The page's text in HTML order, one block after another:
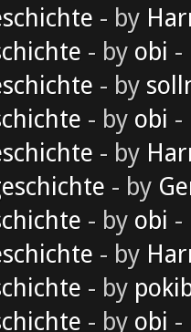
- by
- by obi -
- by
- by obi -
- by
- by
- by obi -
- by
- by
- by obi -